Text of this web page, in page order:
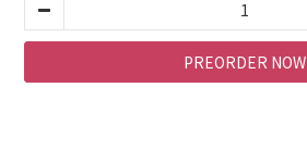
PREORDER NOW